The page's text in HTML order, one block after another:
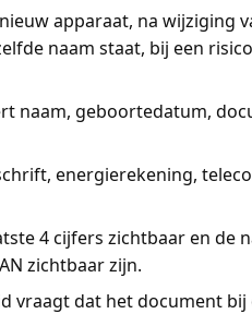
apparaat, na wijziging
naam staat, bij een
naam, geboortedatum,
energierekening,
4 cijfers zichtbaar en de
zichtbaar zijn.
vraagt dat het document